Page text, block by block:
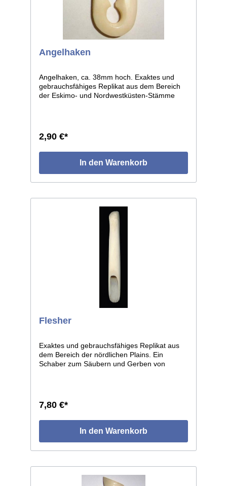
Angelhaken
Angelhaken, ca. 38mm hoch. Exaktes und
gebrauchsfähiges Replikat aus dem Bereich
der Eskimo- und Nordwestküsten-Stämme
2,90 €*
In den Warenkorb
Flesher
Exaktes und gebrauchsfähiges Replikat aus
dem Bereich der nördlichen Plains. Ein
Schaber zum Säubern und Gerben von
lang.
7,80 €*
In den Warenkorb